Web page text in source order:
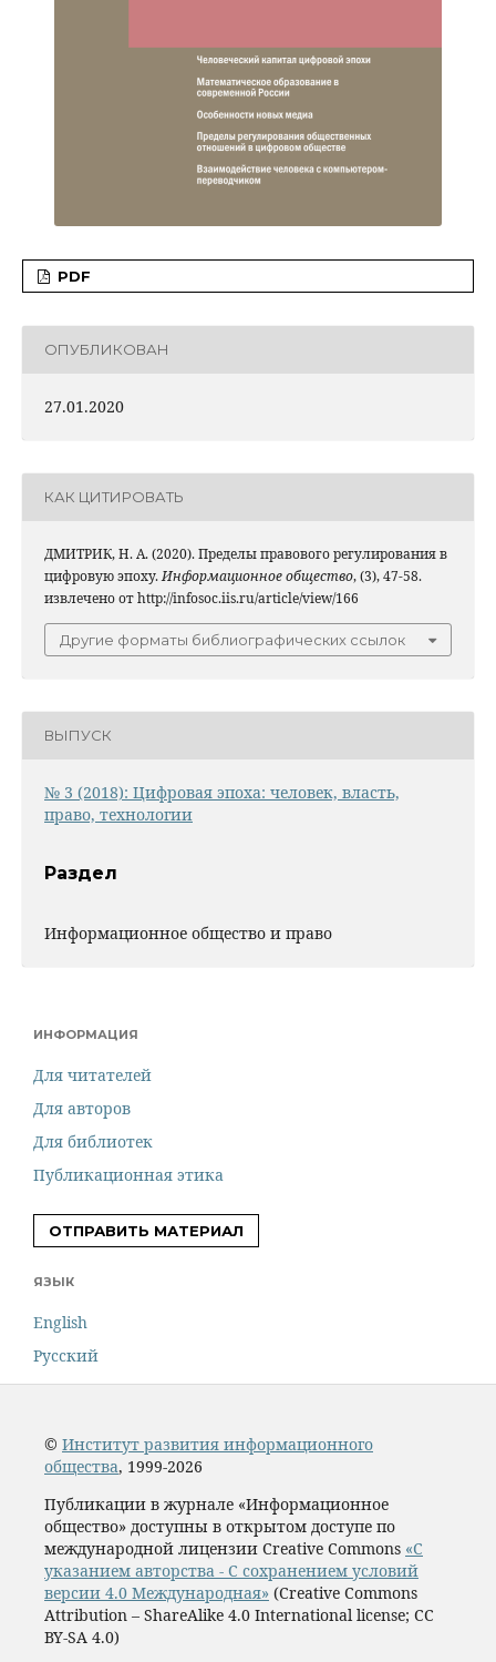
PDF
ОПУБЛИКОВАН
27.01.2020
КАК ЦИТИРОВАТЬ
ДМИТРИК, Н. А. (2020). Пределы правового регулирования в
цифровую эпоху.Информационное общество, (3), 47-58.
извлечено от http://infosoc.iis.ru/article/view/166
Другие форматы библиографических ссылок
ВЫПУСК
№ 3 (2018): Цифровая эпоха: человек, власть,
право, технологии
Раздел
Информационное общество и право
ИНФОРМАЦИЯ
Для читателей
Для авторов
Для библиотек
Публикационная этика
ОТПРАВИТЬ МАТЕРИАЛ
ЯЗЫК
English
Русский
© Институт развития информационного
общества, 1999-2026
Публикации в журнале «Информационное
общество» доступны в открытом доступе по
международной лицензии Creative Commons «С
указанием авторства - С сохранением условий
версии 4.0 Международная» (Creative Commons
Attribution – ShareAlike 4.0 International license; CC
BY-SA 4.0)